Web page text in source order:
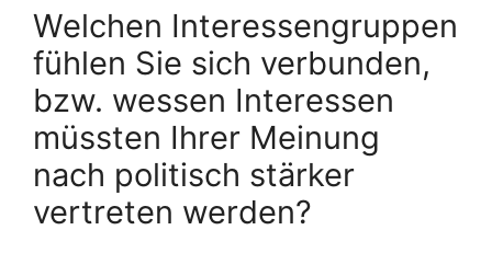
Welchen Interessengruppen
fühlen Sie sich verbunden,
bzw. wessen Interessen
müssten Ihrer Meinung
nach politisch stärker
vertreten werden?